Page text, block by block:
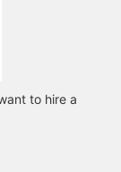
to hire a